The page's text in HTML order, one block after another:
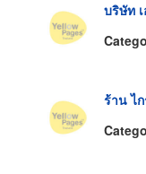
บริษัท
ร้าน ไ